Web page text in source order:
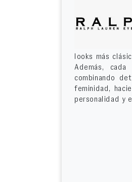
looks más
Además,
combinando
feminidad,
personalidad y